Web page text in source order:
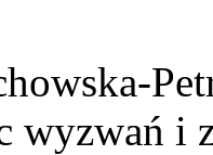
wyzwań i